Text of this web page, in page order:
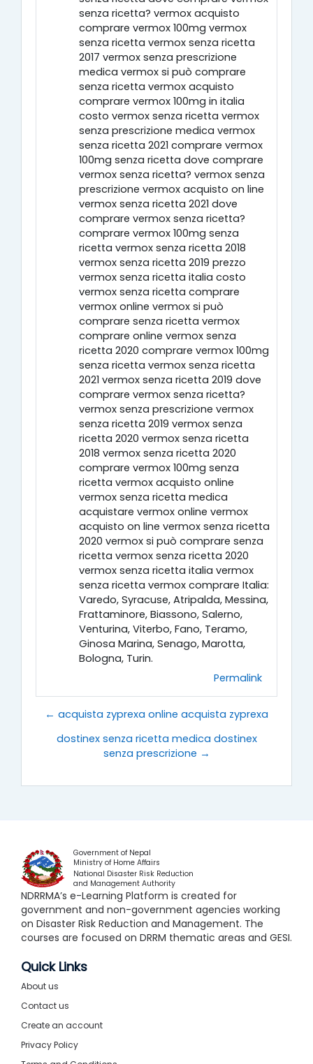
senza ricetta? vermox acquisto
comprare vermox 100mg vermox
senza ricetta vermox senza ricetta
2017 vermox senza prescrizione
medica vermox si può comprare
senza ricetta vermox acquisto
comprare vermox 100mg in italia
costo vermox senza ricetta vermox
senza prescrizione medica vermox
senza ricetta 2021 comprare vermox
100mg senza ricetta dove comprare
vermox senza ricetta? vermox senza
prescrizione vermox acquisto on line
vermox senza ricetta 2021 dove
comprare vermox senza ricetta?
comprare vermox 100mg senza
ricetta vermox senza ricetta 2018
vermox senza ricetta 2019 prezzo
vermox senza ricetta italia costo
vermox senza ricetta comprare
vermox online vermox si può
comprare senza ricetta vermox
comprare online vermox senza
ricetta 2020 comprare vermox 100mg
senza ricetta vermox senza ricetta
2021 vermox senza ricetta 2019 dove
comprare vermox senza ricetta?
vermox senza prescrizione vermox
senza ricetta 2019 vermox senza
ricetta 2020 vermox senza ricetta
2018 vermox senza ricetta 2020
comprare vermox 100mg senza
ricetta vermox acquisto online
vermox senza ricetta medica
acquistare vermox online vermox
acquisto on line vermox senza ricetta
2020 vermox si può comprare senza
ricetta vermox senza ricetta 2020
vermox senza ricetta italia vermox
senza ricetta vermox comprare Italia:
Varedo, Syracuse, Atripalda, Messina,
Frattaminore, Biassono, Salerno,
Venturina, Viterbo, Fano, Teramo,
Ginosa Marina, Senago, Marotta,
Bologna, Turin.
Permalink
← acquista zyprexa online acquista zyprexa
dostinex senza ricetta medica dostinex
senza prescrizione →
Government of Nepal
Ministry of Home Affairs
National Disaster Risk Reduction
and Management Authority
NDRRMA’s e-Learning Platform is created for
government and non-government agencies working
on Disaster Risk Reduction and Management. The
courses are focused on DRRM thematic areas and GESI.
Quick Links
About us
Contact us
Create an account
Privacy Policy